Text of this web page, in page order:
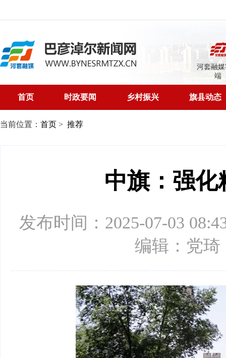
河套融
端
首页 时政要闻 乡村振兴 旗县动态
当前位置： 首页 > 推荐
中旗：强化
发布时间：2025-07-03
编辑：党琦